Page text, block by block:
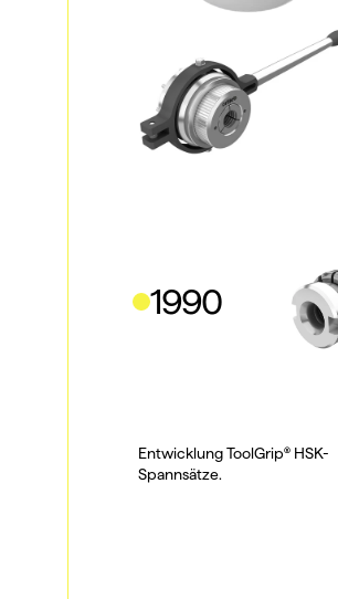
Entwicklung ToolGrip® HSK-
Spannsätze.
1990